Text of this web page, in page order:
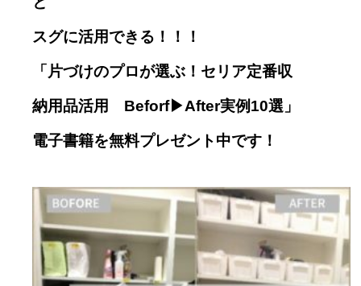
スグに活用できる！！！
「片づけのプロが選ぶ！セリア定番収
納用品活用 Beforf▶︎After実例10選」
電子書籍を無料プレゼント中です！